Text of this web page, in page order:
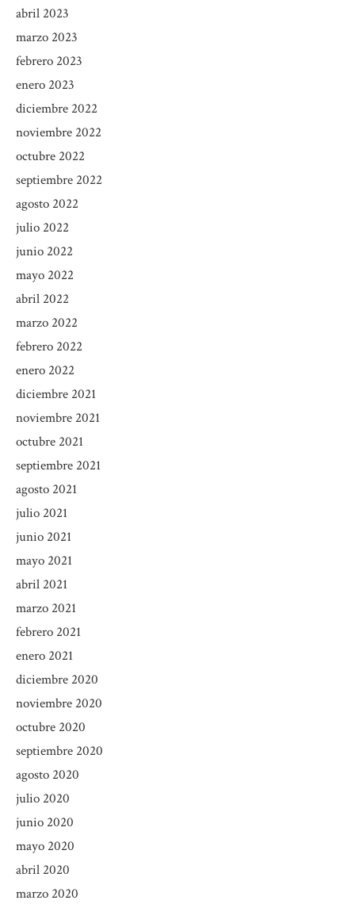
abril 2023
marzo 2023
febrero 2023
enero 2023
diciembre 2022
noviembre 2022
octubre 2022
septiembre 2022
agosto 2022
julio 2022
junio 2022
mayo 2022
abril 2022
marzo 2022
febrero 2022
enero 2022
diciembre 2021
noviembre 2021
octubre 2021
septiembre 2021
agosto 2021
julio 2021
junio 2021
mayo 2021
abril 2021
marzo 2021
febrero 2021
enero 2021
diciembre 2020
noviembre 2020
octubre 2020
septiembre 2020
agosto 2020
julio 2020
junio 2020
mayo 2020
abril 2020
marzo 2020